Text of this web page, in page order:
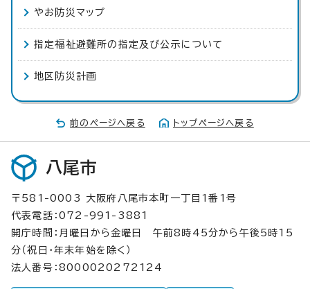
やお防災マップ
指定福祉避難所の指定及び公示について
地区防災計画
前のページへ戻る トップページへ戻る
八尾市
〒581-0003 大阪府八尾市本町一丁目1番1号
代表電話：072-991-3881
開庁時間：月曜日から金曜日 午前8時45分から午後5時15
分（祝日・年末年始を除く）
法人番号：8000020272124